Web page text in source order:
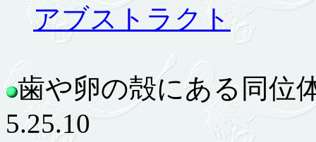
アブストラクト
歯や卵の殻にある同
5.25.10